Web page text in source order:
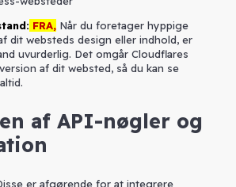
: FRA, Når du foretager hyppige
dit websteds design eller indhold, er
uvurderlig. Det omgår Cloudflares
af dit websted, så du kan se
af API-nøgler og
er afgørende for at integrere